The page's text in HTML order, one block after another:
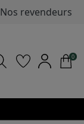
Nos revendeurs
0